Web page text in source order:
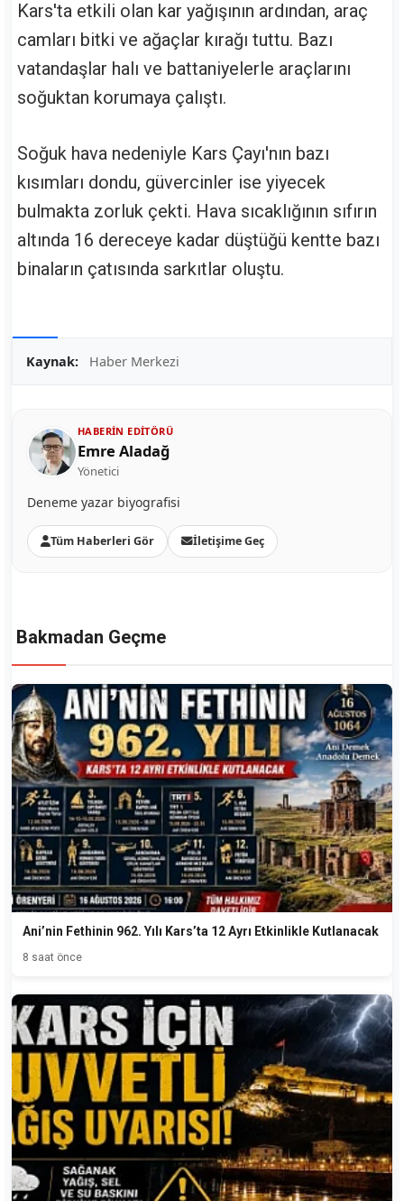
Kars'ta etkili olan kar yağışının ardından, araç
camları bitki ve ağaçlar kırağı tuttu. Bazı
vatandaşlar halı ve battaniyelerle araçlarını
soğuktan korumaya çalıştı.
Soğuk hava nedeniyle Kars Çayı'nın bazı
kısımları dondu, güvercinler ise yiyecek
bulmakta zorluk çekti. Hava sıcaklığının sıfırın
altında 16 dereceye kadar düştüğü kentte bazı
binaların çatısında sarkıtlar oluştu.
Kaynak: Haber Merkezi
HABERIN EDITÖRÜ
Emre Aladağ
Yönetici
Deneme yazar biyografisi
Tüm Haberleri Gör İletişime Geç
Bakmadan Geçme
Ani’nin Fethinin 962. Yılı Kars’ta 12 Ayrı Etkinlikle Kutlanacak
8 saat önce